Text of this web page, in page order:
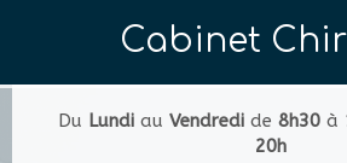
Cabinet
Du Lundi au Vendredi de 8h30 à
20h